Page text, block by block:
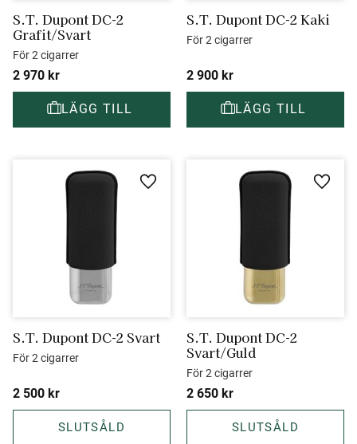
S.T. Dupont DC-2
Grafit/Svart
För 2 cigarrer
2 970 kr
S.T. Dupont DC-2 Kaki
För 2 cigarrer
2 900 kr
S.T. Dupont DC-2 Svart
För 2 cigarrer
2 500 kr
Lägg till i favoriter
S.T. Dupont DC-2
Svart/Guld
För 2 cigarrer
2 650 kr
Lägg